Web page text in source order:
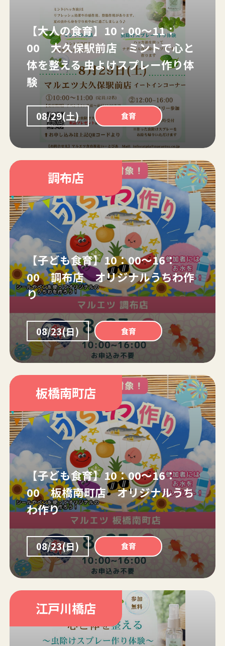
【大人の食育】10：00～11：
00 大久保駅前店 ミントで心と
体を整える 虫よけスプレー作り体
験
08/29(土) 食育
【子ども食育】10：00～16：
00 調布店 オリジナルうちわ作
り
08/23(日) 食育
調布店
【子ども食育】10：00～16：
00 板橋南町店 オリジナルうち
わ作り
08/23(日) 食育
板橋南町店
江戸川橋店